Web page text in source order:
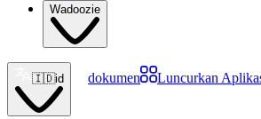
Wadoozie
🇮🇩id dokumen Luncurkan